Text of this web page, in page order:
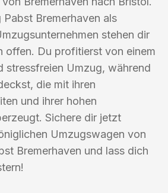
Bremerhaven als
stehen dir
offen. Du profitierst von einem
stressfreien Umzug, während
die mit ihren
und ihrer hohen
Sichere dir jetzt
Umzugswagen von
Bremerhaven und lass dich